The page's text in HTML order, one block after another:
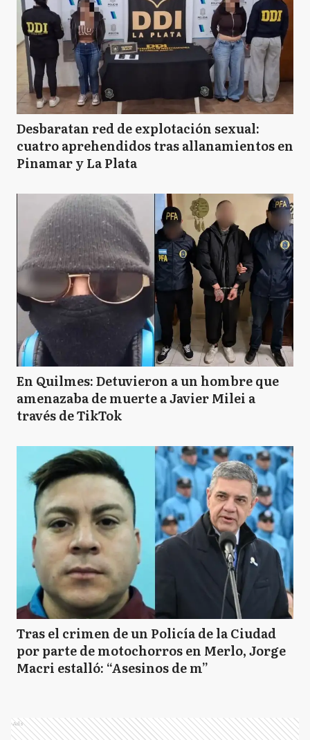
Desbaratan red de explotación sexual:
cuatro aprehendidos tras allanamientos en
Pinamar y La Plata
En Quilmes: Detuvieron a un hombre que
amenazaba de muerte a Javier Milei a
través de TikTok
Tras el crimen de un Policía de la Ciudad
por parte de motochorros en Merlo, Jorge
Macri estalló: “Asesinos de m”
Ads